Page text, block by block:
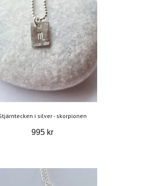
i silver - skorpionen
995 kr